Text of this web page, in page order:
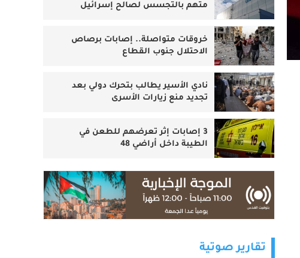
متهم بالتجسس لصالح إسرائيل
خروقات متواصلة.. إصابات برصاص
الاحتلال جنوب القطاع
نادي الأسير يطالب بتحرك دولي بعد
تجديد منع زيارات الأسرى
3 إصابات إثر تعرضهم للطعن في
الطيبة داخل أراضي 48
تقارير صوتية